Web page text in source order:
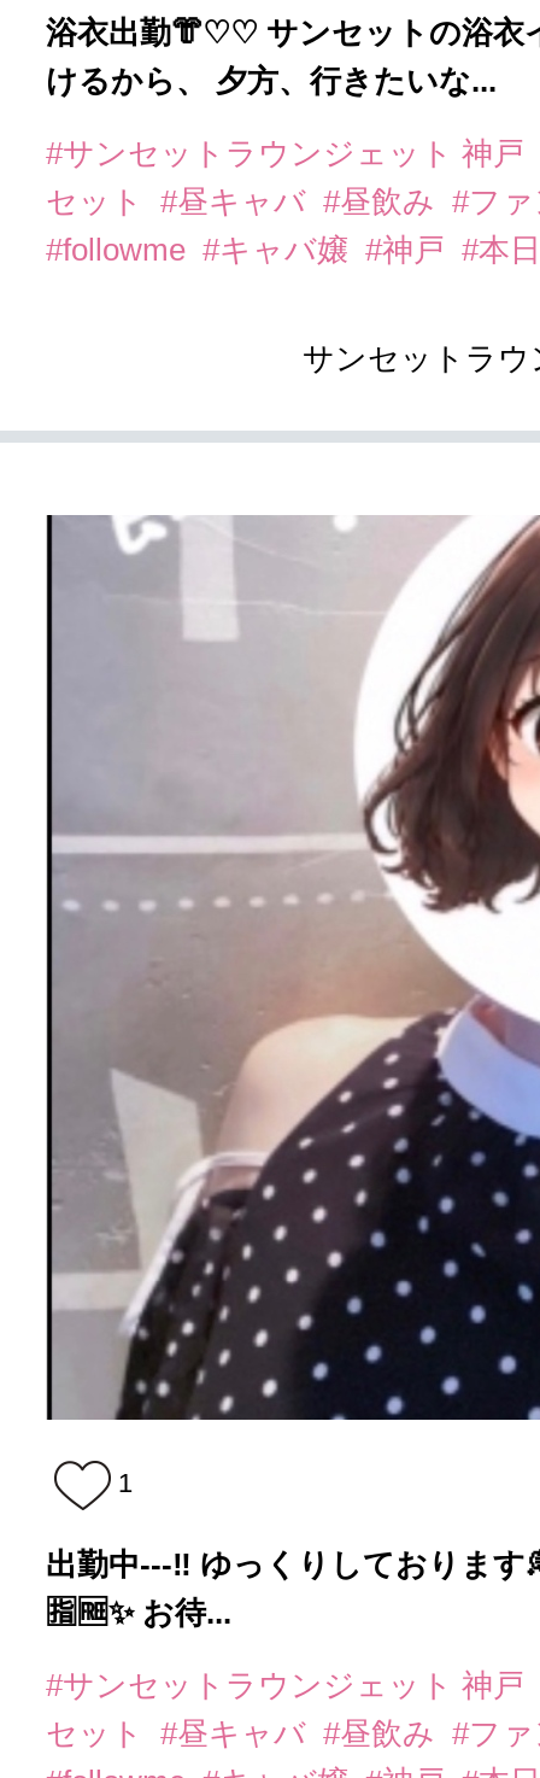
浴衣出勤👘♡♡ サンセットの浴衣
けるから、 夕方、行きたいな...
#サンセットラウンジェット 神戸
セット
#昼キャバ #昼飲み #フ
#followme #キャバ嬢 #神戸 #本
サンセットラ
1
出勤中---‼︎ ゆっくりしております
🈯️🆓✨ お待...
#サンセットラウンジェット 神戸
セット
#昼キャバ #昼飲み #フ